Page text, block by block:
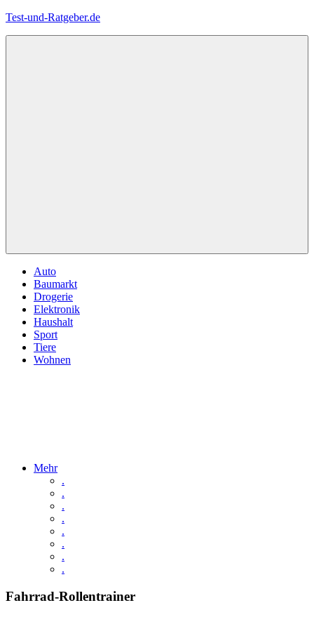
Zum
Test-und-Ratgeber.de
Auto
Baumarkt
Drogerie
Elektronik
Haushalt
Sport
Tiere
Wohnen
Mehr
.
.
.
.
.
.
.
.
Fahrrad-Rollentrainer